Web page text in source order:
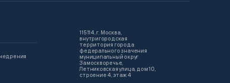
115114, г. Москва,
внутригородская
территория города
федерального значения
муниципальный округ
Замоскворечье,
Летниковская улица, дом 10,
строение 4, этаж 4